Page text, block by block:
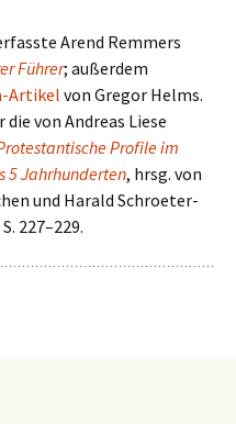
Arend Remmers
Führer; außerdem
Artikelvon Gregor Helms.
von Andreas Liese
Profile im
5 Jahrhunderten, hrsg. von
und Harald Schroeter-
227–229.